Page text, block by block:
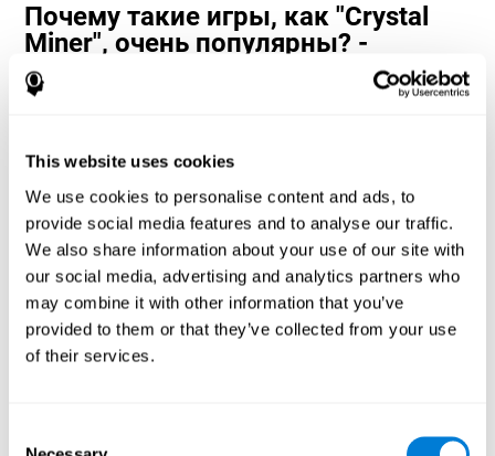
This website uses cookies
We use cookies to personalise content and ads, to
provide social media features and to analyse our traffic.
We also share information about your use of our site with
our social media, advertising and analytics partners who
may combine it with other information that you’ve
provided to them or that they’ve collected from your use
of their services.
Почему такие игры, как "Crystal
Miner", очень популярны? -
История
ресурсы в пространстве и времени. Это помогает быстрее
давать правильные ответы на поставленные задачи и
развлекает пользователя, одновременно работая над
различными когнитивными способностями.
Как игра для мозга "Crystal Miner"
помогает улучшить мои
когнитивные способности?
"Crystal Miner" от CogniFit помогает стимулировать
специфический паттерн нейронной активации. Постоянная и
ослабленные или повреждённые когнитивные функции.